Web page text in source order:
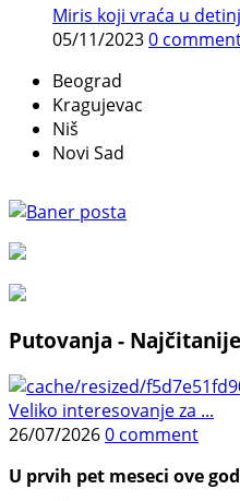
Miris koji vraća u
05/11/20230
Beograd
Kragujevac
Niš
Novi Sad
Putovanja - Najčitanije
Veliko interesovanje za ...
26/07/20260 comment
U prvih pet meseci ove